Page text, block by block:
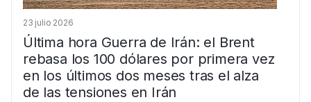
23 julio 2026
Última hora Guerra de Irán: el Brent
rebasa los 100 dólares por primera vez
en los últimos dos meses tras el alza
de las tensiones en Irán